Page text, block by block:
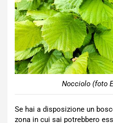
Nocciolo (foto
Se hai a disposizione un
zona in cui sai potrebbero